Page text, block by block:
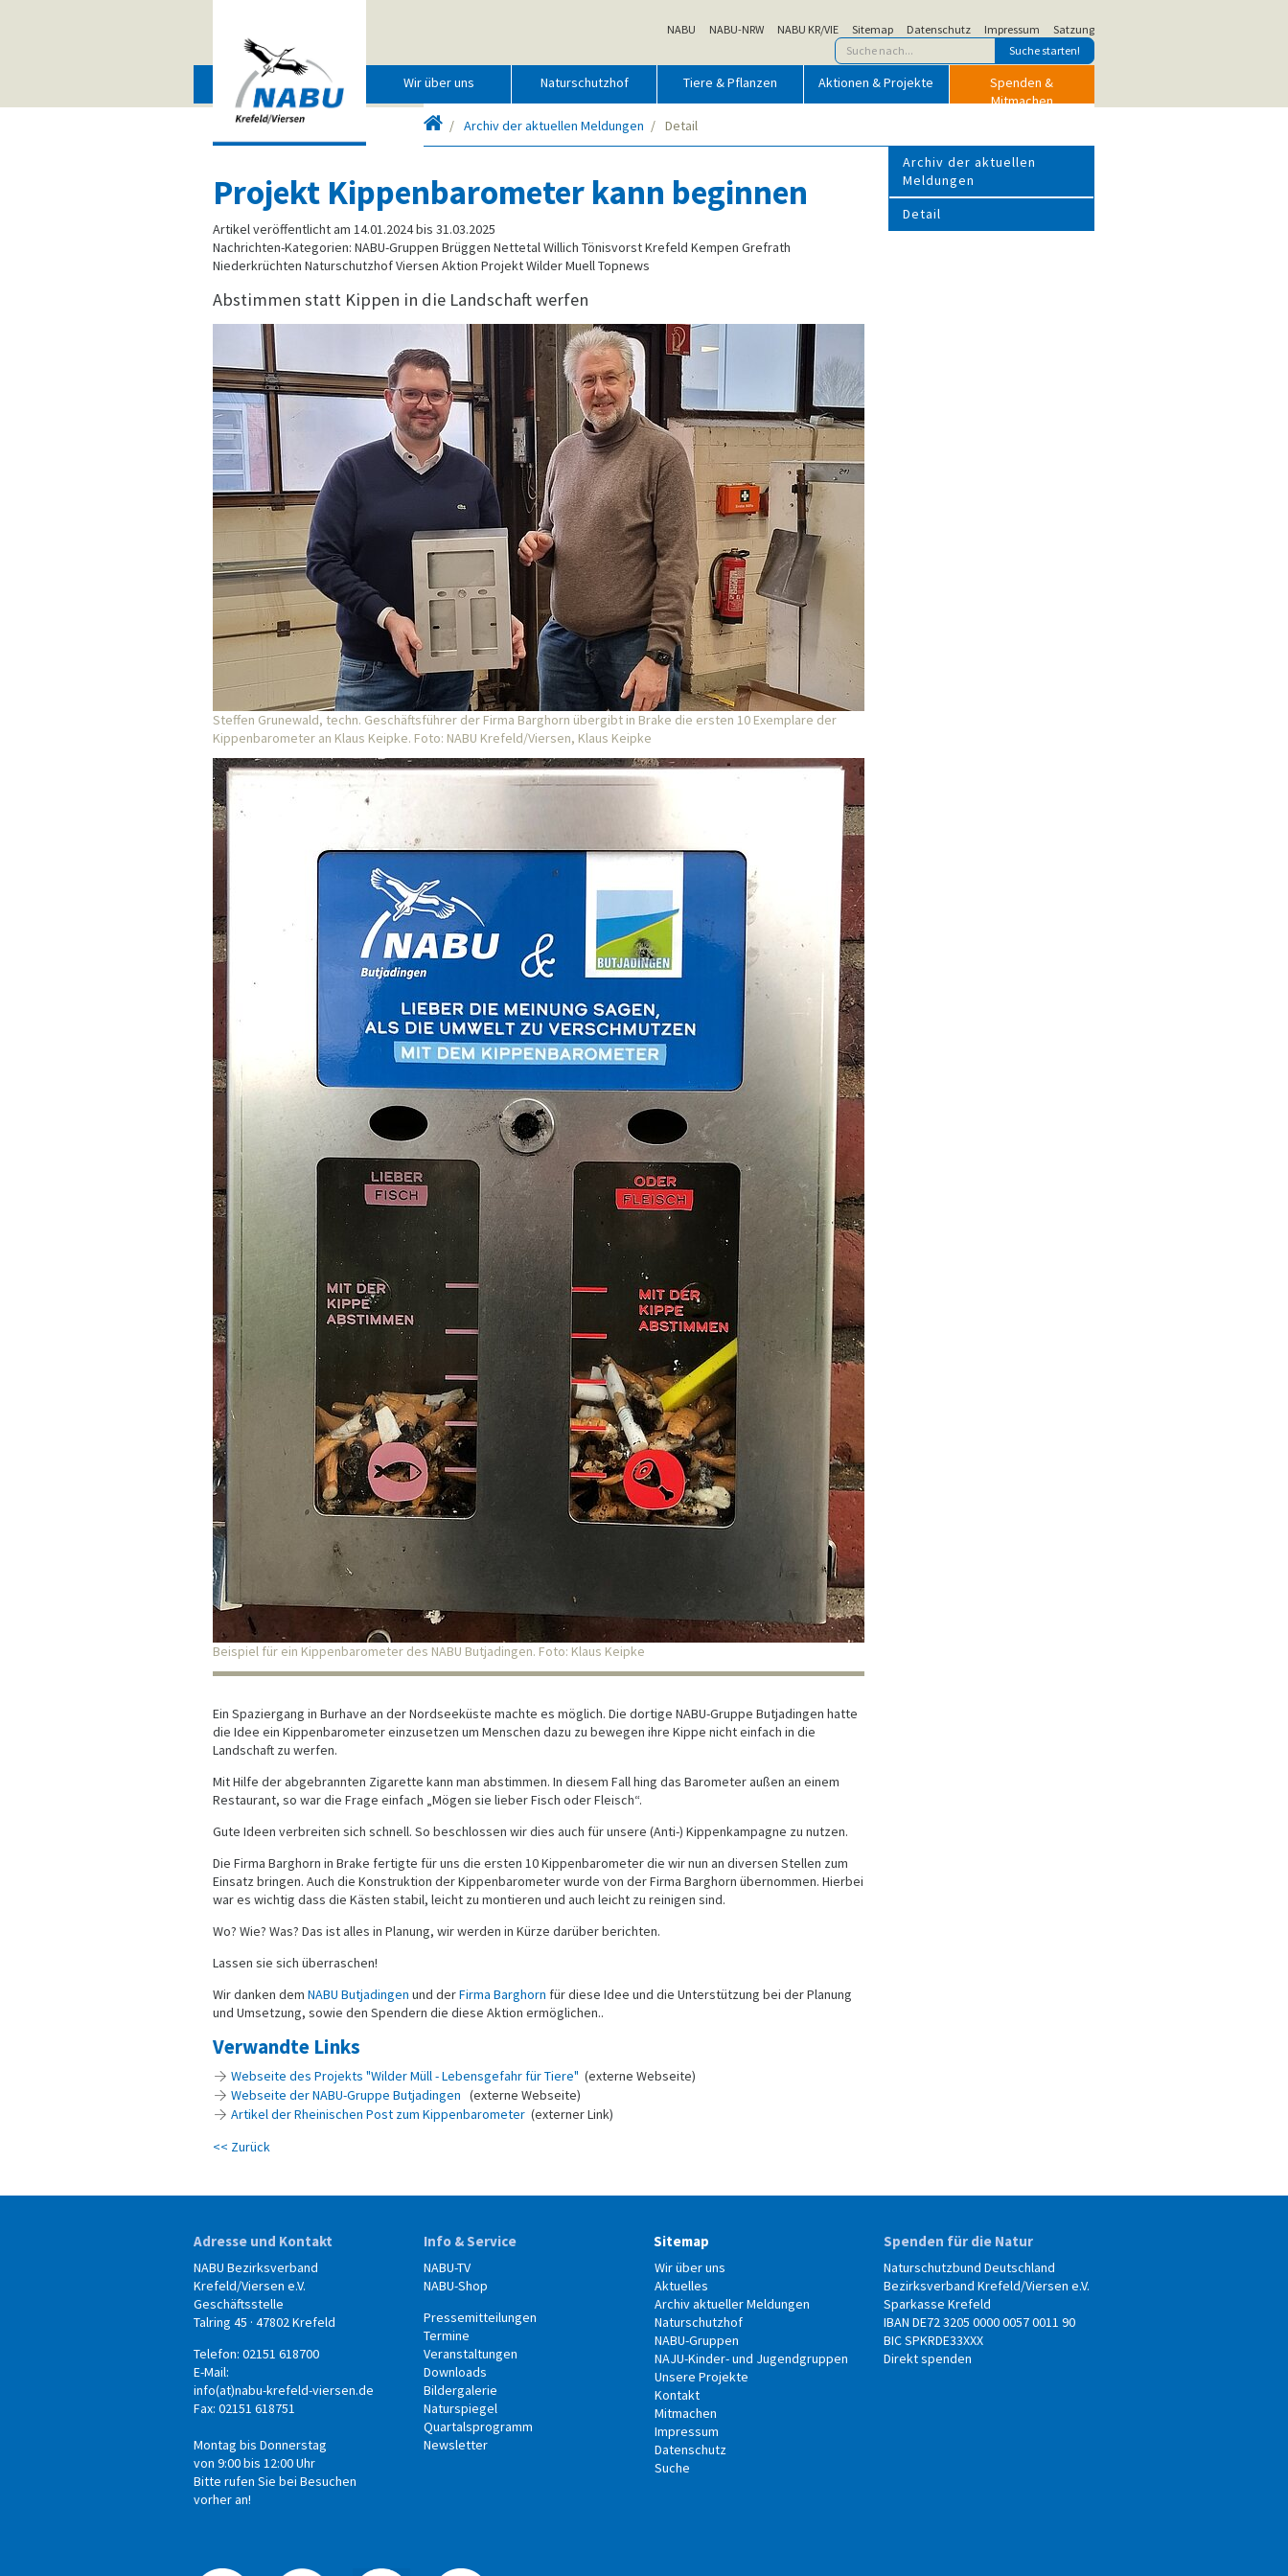
NABU NABU-NRW NABU KR/VIE Sitemap Datenschutz Impressum Satzung
Wir über uns Naturschutzhof Tiere & Pflanzen Aktionen & Projekte
Spenden &
Mitmachen
Startseite
Archiv der aktuellen Meldungen Detail
Projekt Kippenbarometer kann beginnen
Artikel veröffentlicht am 14.01.2024 bis 31.03.2025
Nachrichten-Kategorien: NABU-Gruppen Brüggen Nettetal Willich Tönisvorst Krefeld Kempen Grefrath
Niederkrüchten Naturschutzhof Viersen Aktion Projekt Wilder Muell Topnews
Abstimmen statt Kippen in die Landschaft werfen
Steffen Grunewald, techn. Geschäftsführer der Firma Barghorn übergibt in Brake die ersten 10 Exemplare der
Kippenbarometer an Klaus Keipke. Foto: NABU Krefeld/Viersen, Klaus Keipke
Beispiel für ein Kippenbarometer des NABU Butjadingen. Foto: Klaus Keipke
Ein Spaziergang in Burhave an der Nordseeküste machte es möglich. Die dortige NABU-Gruppe Butjadingen hatte
die Idee ein Kippenbarometer einzusetzen um Menschen dazu zu bewegen ihre Kippe nicht einfach in die
Landschaft zu werfen.
Mit Hilfe der abgebrannten Zigarette kann man abstimmen. In diesem Fall hing das Barometer außen an einem
Restaurant, so war die Frage einfach „Mögen sie lieber Fisch oder Fleisch“.
Gute Ideen verbreiten sich schnell. So beschlossen wir dies auch für unsere (Anti-) Kippenkampagne zu nutzen.
Die Firma Barghorn in Brake fertigte für uns die ersten 10 Kippenbarometer die wir nun an diversen Stellen zum
Einsatz bringen. Auch die Konstruktion der Kippenbarometer wurde von der Firma Barghorn übernommen. Hierbei
war es wichtig dass die Kästen stabil, leicht zu montieren und auch leicht zu reinigen sind.
Wo? Wie? Was? Das ist alles in Planung, wir werden in Kürze darüber berichten.
Lassen sie sich überraschen!
Wir danken dem NABU Butjadingen und derFirma Barghorn für diese Idee und die Unterstützung bei der Planung
und Umsetzung, sowie den Spendern die diese Aktion ermöglichen..
Verwandte Links
Webseite des Projekts "Wilder Müll - Lebensgefahr für Tiere" (externe Webseite)
Webseite der NABU-Gruppe Butjadingen (externe Webseite)
Artikel der Rheinischen Post zum Kippenbarometer (externer Link)
<< Zurück
Archiv der aktuellen
Meldungen
Detail
Adresse und Kontakt
NABU Bezirksverband
Krefeld/Viersen e.V.
Geschäftsstelle
Talring 45 · 47802 Krefeld
Telefon: 02151 618700
E-Mail:
info(at)nabu-krefeld-viersen.de
Fax: 02151 618751
Montag bis Donnerstag
von 9:00 bis 12:00 Uhr
Bitte rufen Sie bei Besuchen
vorher an!
Info & Service
NABU-TV
NABU-Shop
Pressemitteilungen
Termine
Veranstaltungen
Downloads
Bildergalerie
Naturspiegel
Quartalsprogramm
Newsletter
Sitemap
Wir über uns
Aktuelles
Archiv aktueller Meldungen
Naturschutzhof
NABU-Gruppen
NAJU-Kinder- und Jugendgruppen
Unsere Projekte
Kontakt
Mitmachen
Impressum
Datenschutz
Suche
Spenden für die Natur
Naturschutzbund Deutschland
Bezirksverband Krefeld/Viersen e.V.
Sparkasse Krefeld
IBAN DE72 3205 0000 0057 0011 90
BIC SPKRDE33XXX
Direkt spenden